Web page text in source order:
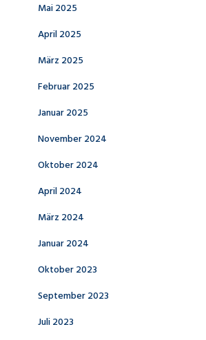
Mai 2025
April 2025
März 2025
Februar 2025
Januar 2025
November 2024
Oktober 2024
April 2024
März 2024
Januar 2024
Oktober 2023
September 2023
Juli 2023